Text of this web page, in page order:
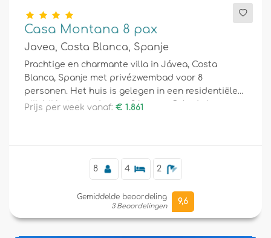
Casa Montana 8 pax
Javea, Costa Blanca, Spanje
Prachtige en charmante villa in Jávea, Costa
Blanca, Spanje met privézwembad voor 8
personen. Het huis is gelegen in een residentiële
wijk bij het strand en op 3 km van Cala de la
Prijs per week vanaf: € 1.861
8 4 2
Gemiddelde beoordeling
3 Beoordelingen
9,6